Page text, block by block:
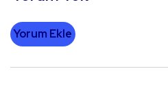
Yorum Ekle